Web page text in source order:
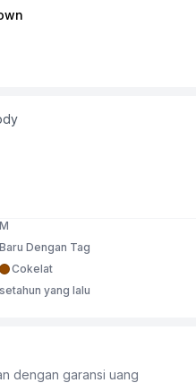
M
Baru Dengan Tag
Cokelat
setahun yang lalu
dengan garansi uang